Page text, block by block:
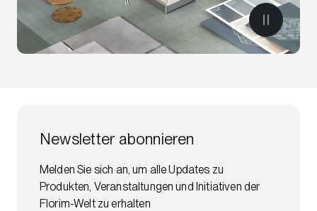
Newsletter abonnieren
Melden Sie sich an, um alle Updates zu
Produkten, Veranstaltungen und Initiativen der
Florim-Welt zu erhalten